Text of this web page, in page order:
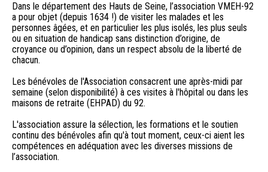
Dans le département des Hauts de Seine, l’association VMEH-92
a pour objet (depuis 1634 !) de visiter les malades et les
personnes âgées, et en particulier les plus isolés, les plus seuls
ou en situation de handicap sans distinction d’origine, de
croyance ou d’opinion, dans un respect absolu de la liberté de
chacun.
Les bénévoles de l'Association consacrent une après-midi par
semaine (selon disponibilité) à ces visites à l'hôpital ou dans les
maisons de retraite (EHPAD) du 92.
L'association assure la sélection, les formations et le soutien
continu des bénévoles afin qu'à tout moment, ceux-ci aient les
compétences en adéquation avec les diverses missions de
l’association.